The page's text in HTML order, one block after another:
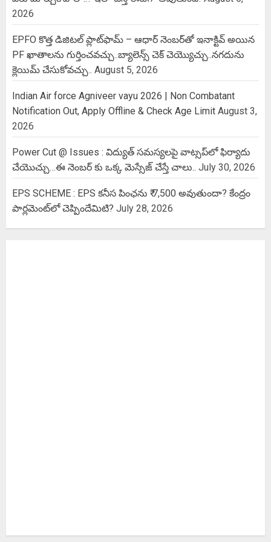
2026
EPFO కొత్త డిజిటల్ ప్లాట్‌ఫామ్‌ – ఆధార్ నెంబర్‌తో ఇనాక్టివ్ అయిన
PF ఖాతాలను గుర్తించవచ్చు..బ్యాలెన్స్ చెక్ చెయ్యొచ్చు..నగదును
క్లెయిమ్ చేసుకోవచ్చు.. August 5, 2026
Indian Air force Agniveer vayu 2026 | Non Combatant
Notification Out, Apply Offline & Check Age Limit August 3,
2026
Power Cut @ Issues : విద్యుత్ సమస్యలపై వాట్సప్‌లో ఫిర్యాదు
చేయొచ్చు…ఈ నెంబర్ కు ఒక్క మెస్సేజ్ చేస్తే చాలు.. July 30, 2026
EPS SCHEME : EPS కనీస పింఛను ₹ 7,500 అవుతుందా? కేంద్రం
పార్లమెంట్‌లో చెప్పిందేమిటి? July 28, 2026